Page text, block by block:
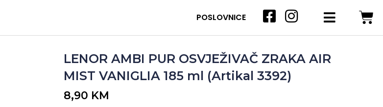
POSLOVNICE
LENOR AMBI PUR OSVJEŽIVAČ ZRAKA AIR
MIST VANIGLIA 185 ml (Artikal 3392)
8,90 KM